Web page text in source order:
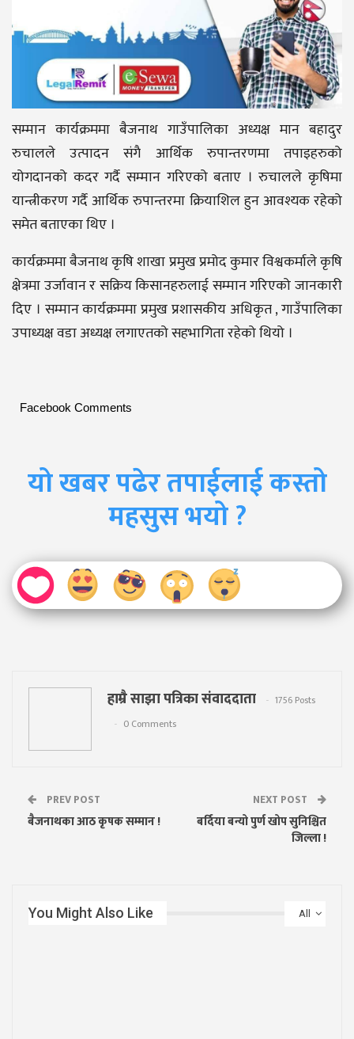
सम्मान कार्यक्रममा बैजनाथ गाउँपालिका अध्यक्ष मान बहादुर
रुचालले उत्पादन संगै आर्थिक रुपान्तरणमा तपाइहरुको
योगदानको कदर गर्दै सम्मान गरिएको बताए । रुचालले कृषिमा
यान्त्रीकरण गर्दै आर्थिक रुपान्तरमा क्रियाशिल हुन आवश्यक रहेको
समेत बताएका थिए ।
कार्यक्रममा बैजनाथ कृषि शाखा प्रमुख प्रमोद कुमार विश्वकर्माले कृषि
क्षेत्रमा उर्जावान र सक्रिय किसानहरुलाई सम्मान गरिएको जानकारी
दिए । सम्मान कार्यक्रममा प्रमुख प्रशासकीय अधिकृत , गाउँपालिका
उपाध्यक्ष वडा अध्यक्ष लगाएतको सहभागिता रहेको थियो ।
Facebook Comments
यो खबर पढेर तपाईलाई कस्तो
महसुस भयो ?
हाम्रै साझा पत्रिका संवाददाता
1756 Posts
0 Comments
PREV POST
बैजनाथका आठ कृषक सम्मान !
NEXT POST
बर्दिया बन्यो पुर्ण खोप सुनिश्चित
जिल्ला !
All
You Might Also Like